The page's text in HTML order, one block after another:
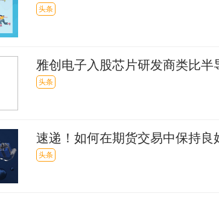
头条
雅创电子入股芯片研发商类比半
头条
速递！如何在期货交易中保持良
头条